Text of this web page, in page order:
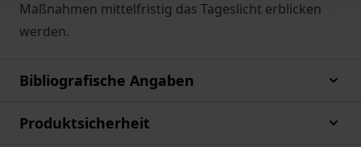
Maßnahmen mittelfristig das Tageslicht erblicken
werden.
Bibliografische Angaben
Produktsicherheit